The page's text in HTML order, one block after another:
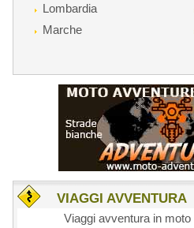
Lombardia
Marche
VIAGGI AVVENTURA
Viaggi avventura in